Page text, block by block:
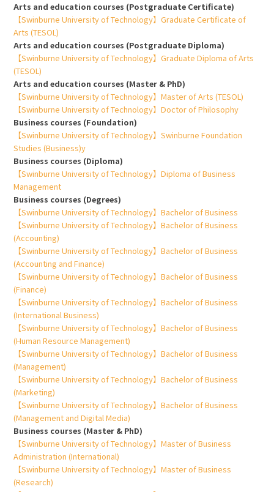
Arts and education courses (Postgraduate Certificate)
【Swinburne University of Technology】Graduate Certificate of
Arts (TESOL)
Arts and education courses (Postgraduate Diploma)
【Swinburne University of Technology】Graduate Diploma of Arts
(TESOL)
Arts and education courses (Master & PhD)
【Swinburne University of Technology】Master of Arts (TESOL)
【Swinburne University of Technology】Doctor of Philosophy
Business courses (Foundation)
【Swinburne University of Technology】Swinburne Foundation
Studies (Business)y
Business courses (Diploma)
【Swinburne University of Technology】Diploma of Business
Management
Business courses (Degrees)
【Swinburne University of Technology】Bachelor of Business
【Swinburne University of Technology】Bachelor of Business
(Accounting)
【Swinburne University of Technology】Bachelor of Business
(Accounting and Finance)
【Swinburne University of Technology】Bachelor of Business
(Finance)
【Swinburne University of Technology】Bachelor of Business
(International Business)
【Swinburne University of Technology】Bachelor of Business
(Human Resource Management)
【Swinburne University of Technology】Bachelor of Business
(Management)
【Swinburne University of Technology】Bachelor of Business
(Marketing)
【Swinburne University of Technology】Bachelor of Business
(Management and Digital Media)
Business courses (Master & PhD)
【Swinburne University of Technology】Master of Business
Administration (International)
【Swinburne University of Technology】Master of Business
(Research)